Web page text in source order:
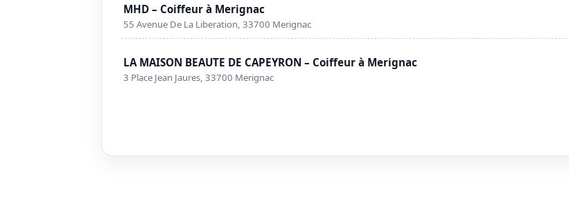
MHD – Coiffeur à Merignac
55 Avenue De La Liberation, 33700 Merignac
LA MAISON BEAUTE DE CAPEYRON – Coiffeur à Merignac
3 Place Jean Jaures, 33700 Merignac